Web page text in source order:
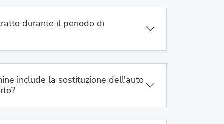
durante il periodo di
include la sostituzione dell'auto